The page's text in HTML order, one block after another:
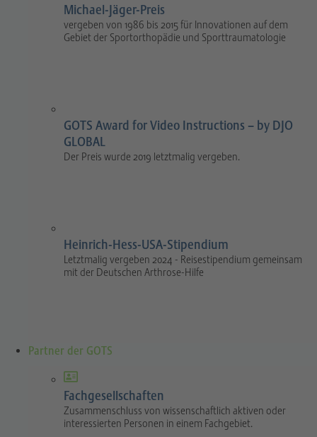
Michael-Jäger-Preis
vergeben von 1986 bis 2015 für Innovationen auf dem
Gebiet der Sportorthopädie und Sporttraumatologie
GOTS Award for Video Instructions – by DJO
GLOBAL
Der Preis wurde 2019 letztmalig vergeben.
Heinrich-Hess-USA-Stipendium
Letztmalig vergeben 2024 - Reisestipendium gemeinsam
mit der Deutschen Arthrose-Hilfe
Partner der GOTS
Fachgesellschaften
Zusammenschluss von wissenschaftlich aktiven oder
interessierten Personen in einem Fachgebiet.